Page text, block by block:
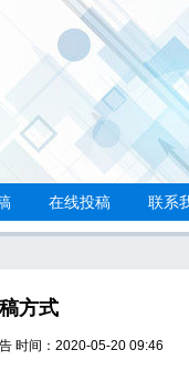
在线投稿 联系
方式
时间：2020-05-20 09:46